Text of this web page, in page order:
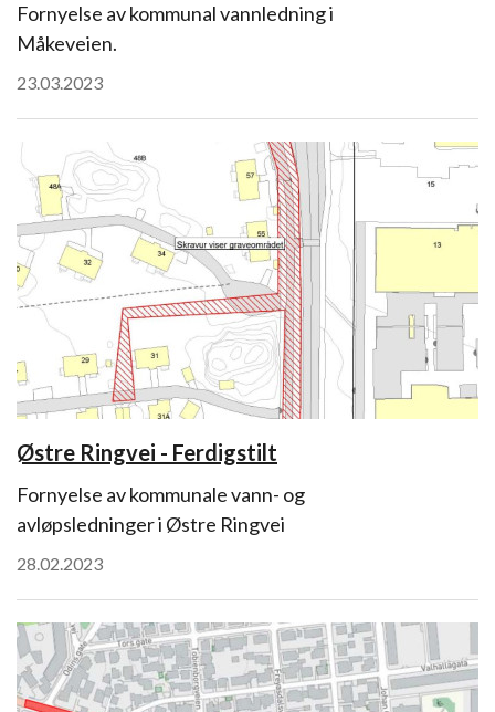
Fornyelse av kommunal vannledning i
Måkeveien.
23.03.2023
Østre Ringvei - Ferdigstilt
Fornyelse av kommunale vann- og
avløpsledninger i Østre Ringvei
28.02.2023